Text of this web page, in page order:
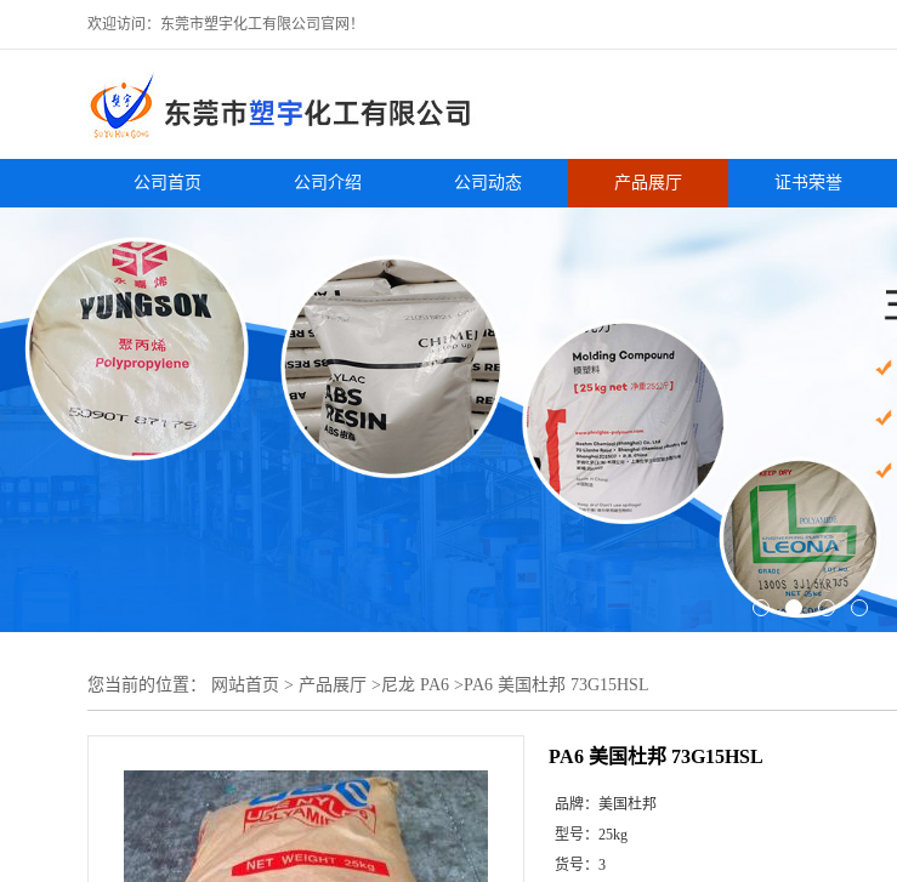
欢迎访问：东莞市塑宇化工有限公司官网！
公司首页 公司介绍 公司动态 产品展厅 证书荣誉
您当前的位置： 网站首页 > 产品展厅 >尼龙 PA6 >PA6 美国杜邦 73G15HSL
PA6 美国杜邦 73G15HSL
品牌： 美国杜邦
型号： 25kg
货号： 3